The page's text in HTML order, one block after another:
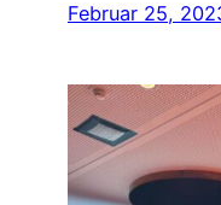
Februar 25,